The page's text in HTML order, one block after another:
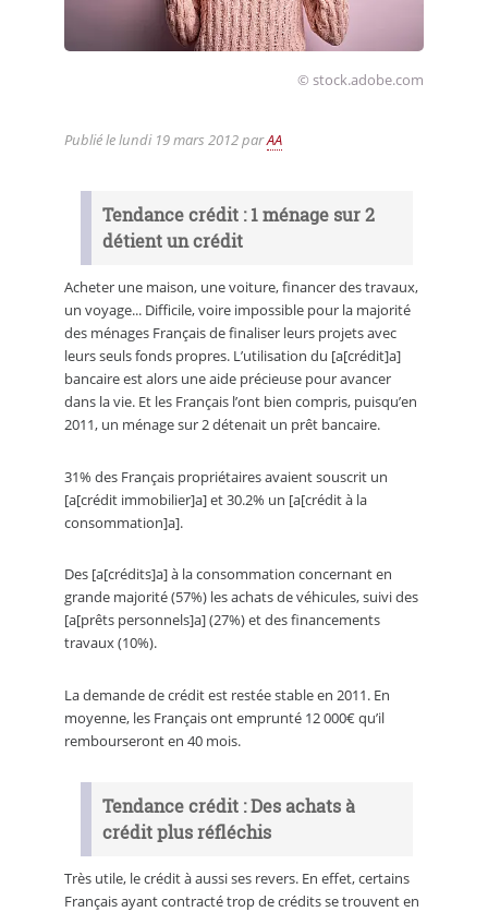
© stock.adobe.com
Publié lelundi 19 mars 2012parAA
Tendance crédit : 1 ménage sur 2
détient un crédit
Acheter une maison, une voiture, financer des travaux,
un voyage... Difficile, voire impossible pour la majorité
des ménages Français de finaliser leurs projets avec
leurs seuls fonds propres. L’utilisation du [a[crédit]a]
bancaire est alors une aide précieuse pour avancer
dans la vie. Et les Français l’ont bien compris, puisqu’en
2011, un ménage sur 2 détenait un prêt bancaire.
31% des Français propriétaires avaient souscrit un
[a[crédit immobilier]a] et 30.2% un [a[crédit à la
consommation]a].
Des [a[crédits]a] à la consommation concernant en
grande majorité (57%) les achats de véhicules, suivi des
[a[prêts personnels]a] (27%) et des financements
travaux (10%).
La demande de crédit est restée stable en 2011. En
moyenne, les Français ont emprunté 12 000€ qu’il
rembourseront en 40 mois.
Tendance crédit : Des achats à
crédit plus réfléchis
Très utile, le crédit à aussi ses revers. En effet, certains
Français ayant contracté trop de crédits se trouvent en